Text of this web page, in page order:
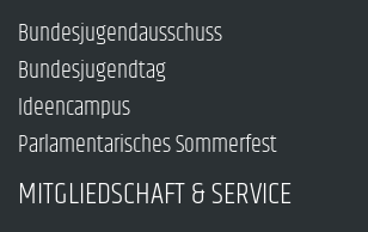
Bundesjugendausschuss
Bundesjugendtag
Ideencampus
Parlamentarisches Sommerfest
MITGLIEDSCHAFT & SERVICE